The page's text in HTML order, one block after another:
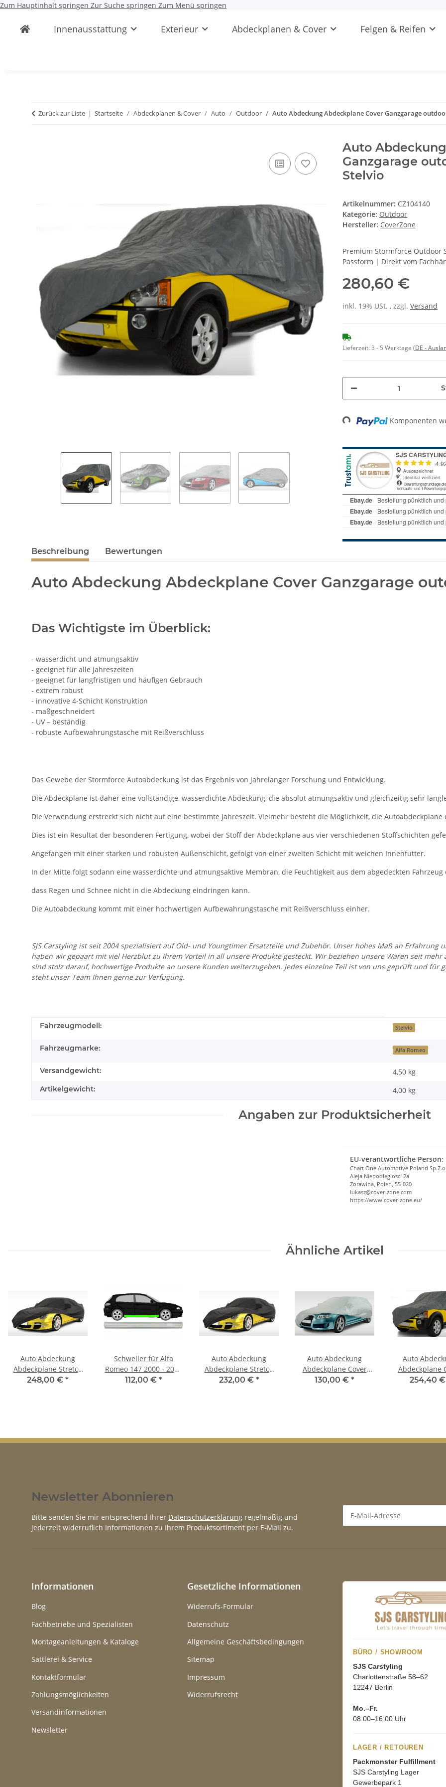
Zum Hauptinhalt springen Zur Suche springen Zum Menü springen
Innenausstattung Exterieur Abdeckplanen & Cover Felgen & Reifen
Zurück zur Liste Startseite Abdeckplanen & Cover Auto Outdoor Auto Abdeckung Abdeckplane Cover Ganzgarage
Auto
Ganzgarage
Stelvio
Artikelnummer: CZ104140
Kategorie: Outdoor
Hersteller: CoverZone
Premium Stormforce Outdoor
Passform | Direkt vom
280,60 €
inkl. 19% USt. , zzgl. Versand
Lieferzeit:3 - 5 Werktage (DE -
Loading... Komponenten
Beschreibung Bewertungen
Auto Abdeckung Abdeckplane Cover Ganzgarage
Das Wichtigste im Überblick:
- wasserdicht und atmungsaktiv
- geeignet für alle Jahreszeiten
- geeignet für langfristigen und häufigen Gebrauch
- extrem robust
- innovative 4-Schicht Konstruktion
- maßgeschneidert
- UV – beständig
- robuste Aufbewahrungstasche mit Reißverschluss
Das Gewebe der Stormforce Autoabdeckung ist das Ergebnis von jahrelanger Forschung und Entwicklung.
Die Abdeckplane ist daher eine vollständige, wasserdichte Abdeckung, die absolut atmungsaktiv und gleichzeitig sehr
Die Verwendung erstreckt sich nicht auf eine bestimmte Jahreszeit. Vielmehr besteht die Möglichkeit, die Autoabdeckplane
Dies ist ein Resultat der besonderen Fertigung, wobei der Stoff der Abdeckplane aus vier verschiedenen Stoffschichten
Angefangen mit einer starken und robusten Außenschicht, gefolgt von einer zweiten Schicht mit weichen Innenfutter.
In der Mitte folgt sodann eine wasserdichte und atmungsaktive Membran, die Feuchtigkeit aus dem abgedeckten
dass Regen und Schnee nicht in die Abdeckung eindringen kann.
Die Autoabdeckung kommt mit einer hochwertigen Aufbewahrungstasche mit Reißverschluss einher.
SJS Carstyling ist seit 2004 spezialisiert auf Old- und Youngtimer Ersatzteile und Zubehör. Unser hohes Maß an Erfahrung
haben wir gepaart mit viel Herzblut zu Ihrem Vorteil in all unsere Produkte gesteckt. Wir beziehen unsere Waren seit
sind stolz darauf, hochwertige Produkte an unsere Kunden weiterzugeben. Jedes einzelne Teil ist von uns geprüft und für
steht unser Team Ihnen gerne zur Verfügung.
Produkteigenschaft
Wert
Fahrzeugmodell: Stelvio
Fahrzeugmarke: Alfa Romeo
Versandgewicht: 4,50 kg
Artikelgewicht: 4,00 kg
Angaben zur Produktsicherheit
EU-verantwortliche Person:
Chart One Automotive Poland
Aleja Niepodleglosci 2a
Zorawina, Polen, 55-020
lukasz@cover-zone.com
https://www.cover-zone.eu/
Ähnliche Artikel
Auto Abdeckung
Abdeckplane Stretch
Cover Ganzgarage
248,00 € *
Schweller für Alfa
Romeo 147 2000 - 2010
rechts
112,00 € *
Auto Abdeckung
Abdeckplane Stretch
Cover Ganzgarage
232,00 € *
Auto Abdeckung
Abdeckplane Cover
Ganzgarage outdoor
130,00 € *
Auto
Abdeckplane
Ganzgarage
254,40
Newsletter Abonnieren
Bitte senden Sie mir entsprechend Ihrer Datenschutzerklärung regelmäßig und
jederzeit widerruflich Informationen zu Ihrem Produktsortiment per E-Mail zu.
Informationen
Blog
Fachbetriebe und Spezialisten
Montageanleitungen & Kataloge
Sattlerei & Service
Kontaktformular
Zahlungsmöglichkeiten
Versandinformationen
Newsletter
Gesetzliche Informationen
Widerrufs-Formular
Datenschutz
Allgemeine Geschäftsbedingungen
Sitemap
Impressum
Widerrufsrecht
BÜRO / SHOWROOM
SJS Carstyling
Charlottenstraße 58–62
12247 Berlin
Mo.–Fr.
08:00–16:00 Uhr
LAGER / RETOUREN
Packmonster Fulfillment
SJS Carstyling Lager
Gewerbepark 1